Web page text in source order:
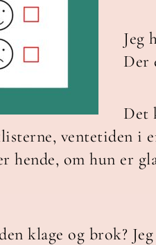
Jeg
Der
Det
ventetiden i
hende, om hun er
klage og brok?